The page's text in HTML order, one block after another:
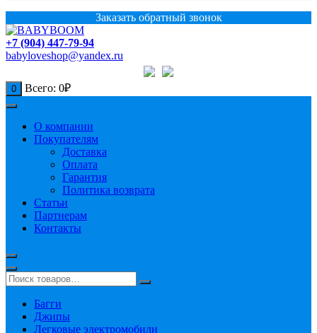
Заказать обратный звонок
+7 (904) 447-79-94
babyloveshop@yandex.ru
0 Всего: 0₽
О компании
Покупателям
Доставка
Оплата
Гарантия
Политика возврата
Статьи
Партнерам
Контакты
Багги
Джипы
Легковые электромобили